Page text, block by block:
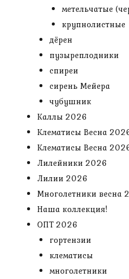
метельчатые
крупнолистные
дёрен
пузыреплодники
спиреи
сирень Мейера
чубушник
Каллы 2026
Клематисы Весна
Клематисы Весна
Лилейники 2026
Лилии 2026
Многолетники весна
Наша коллекция!
ОПТ 2026
гортензии
клематисы
многолетники